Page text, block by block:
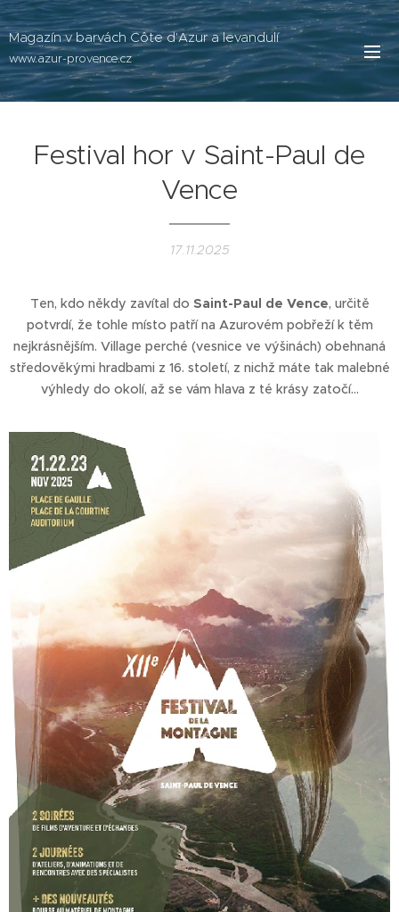
Magazín v barvách Côte d'Azur a levandulí
www.azur-provence.cz
Festival hor v Saint-Paul de
Vence
17.11.2025
Ten, kdo někdy zavítal do Saint-Paul de Vence, určitě
potvrdí, že tohle místo patří na Azurovém pobřeží k těm
nejkrásnějším. Village perché (vesnice ve výšinách) obehnaná
středověkými hradbami z 16. století, z nichž máte tak malebné
výhledy do okolí, až se vám hlava z té krásy zatočí…